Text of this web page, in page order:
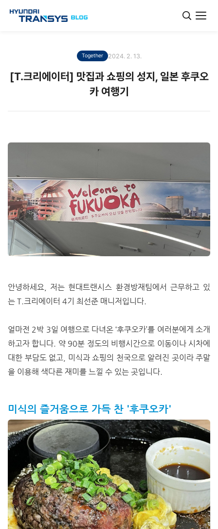
Together 2024. 2. 13.
[T.크리에이터] 맛집과 쇼핑의 성지, 일본 후쿠오
카 여행기
안녕하세요, 저는 현대트랜시스 환경방재팀에서 근무하고 있
는 T.크리에이터 4기 최선준 매니저입니다.
얼마전 2박 3일 여행으로 다녀온 ‘후쿠오카’를 여러분에게 소개
하고자 합니다. 약 90분 정도의 비행시간으로 이동이나 시차에
대한 부담도 없고, 미식과 쇼핑의 천국으로 알려진 곳이라 주말
을 이용해 색다른 재미를 느낄 수 있는 곳입니다.
미식의 즐거움으로 가득 찬 '후쿠오카'